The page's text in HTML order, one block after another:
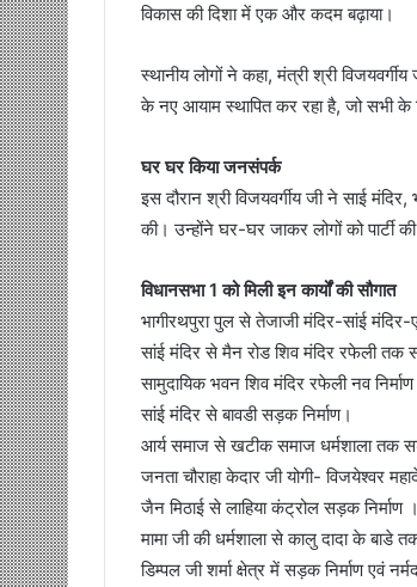
विकास की दिशा में एक और कदम बढ़ाया।
स्थानीय लोगों ने कहा, मंत्री श्री
के नए आयाम स्थापित कर रहा है, जो सभी के
घर घर किया जनसंपर्क
इस दौरान श्री विजयवर्गीय जी ने साई
की। उन्होंने घर-घर जाकर लोगों को पार्टी
विधानसभा 1 को मिली इन कार्यों की सौगात
भागीरथपुरा पुल से तेजाजी मंदिर-सांई
सांई मंदिर से मैन रोड शिव मंदिर रफेली तक
सामुदायिक भवन शिव मंदिर रफेली नव
सांई मंदिर से बावडी सड़क निर्माण।
आर्य समाज से खटीक समाज धर्मशाला तक
जनता चौराहा केदार जी योगी- विजयेश्वर
जैन मिठाई से लाहिया कंट्रोल सड़क निर्माण ।
मामा जी की धर्मशाला से कालु दादा के बाडे
डिम्पल जी शर्मा क्षेत्र में सड़क निर्माण एवं